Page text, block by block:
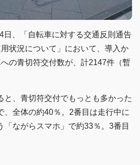
日、「自転車に対する交通反則通告
状況について」において、導入か
の青切符交付数が、計2147件（暫
と、青切符交付でもっとも多かった
、全体の約40％。2番目は走行中に
「ながらスマホ」で約33％。3番目